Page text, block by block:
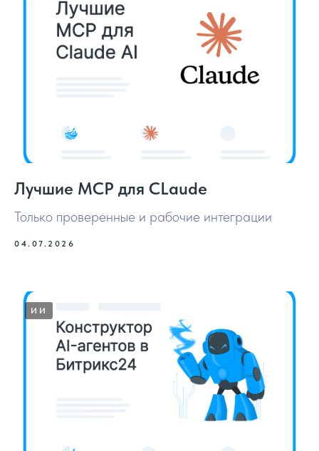
Лучшие MCP для CLaude
Только проверенные и рабочие интеграции
04.07.2026
ИИ